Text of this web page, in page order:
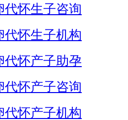
代怀生子咨询
代怀生子机构
代怀产子助孕
代怀产子咨询
代怀产子机构